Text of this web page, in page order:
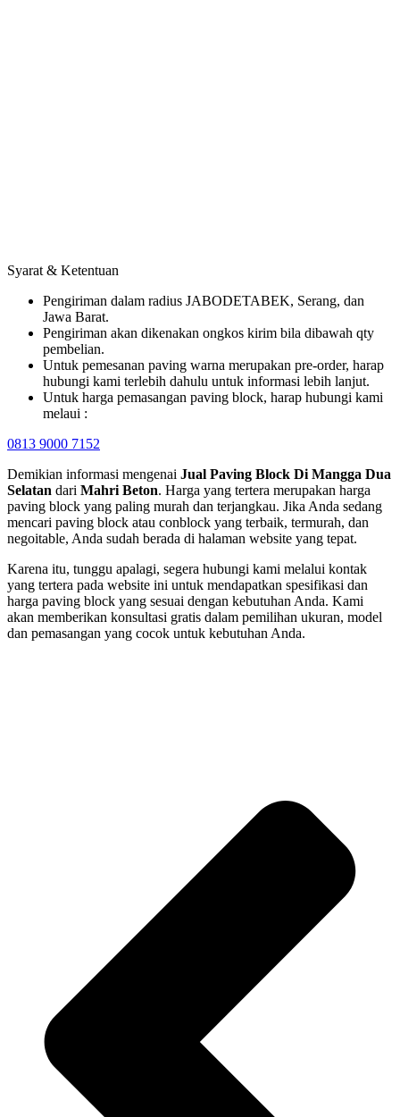
Syarat & Ketentuan
Pengiriman dalam radius JABODETABEK, Serang, dan
Jawa Barat.
Pengiriman akan dikenakan ongkos kirim bila dibawah qty
pembelian.
Untuk pemesanan paving warna merupakan pre-order, harap
hubungi kami terlebih dahulu untuk informasi lebih lanjut.
Untuk harga pemasangan paving block, harap hubungi kami
melaui :
0813 9000 7152
Demikian informasi mengenai Jual Paving Block Di Mangga Dua
Selatan dari Mahri Beton. Harga yang tertera merupakan harga
paving block yang paling murah dan terjangkau. Jika Anda sedang
mencari paving block atau conblock yang terbaik, termurah, dan
negoitable, Anda sudah berada di halaman website yang tepat.
Karena itu, tunggu apalagi, segera hubungi kami melalui kontak
yang tertera pada website ini untuk mendapatkan spesifikasi dan
harga paving block yang sesuai dengan kebutuhan Anda. Kami
akan memberikan konsultasi gratis dalam pemilihan ukuran, model
dan pemasangan yang cocok untuk kebutuhan Anda.